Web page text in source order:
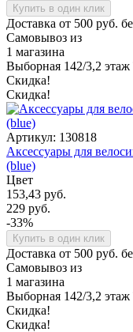
Купить в один клик
Доставка от 500 руб.
Самовывоз из
1 магазина
Выборная 142/3,2
Скидка!
Скидка!
Артикул: 130818
Аксессуары для
(blue)
Цвет
153,43 руб.
229 руб.
-33%
Купить в один клик
Доставка от 500 руб.
Самовывоз из
1 магазина
Выборная 142/3,2
Скидка!
Скидка!